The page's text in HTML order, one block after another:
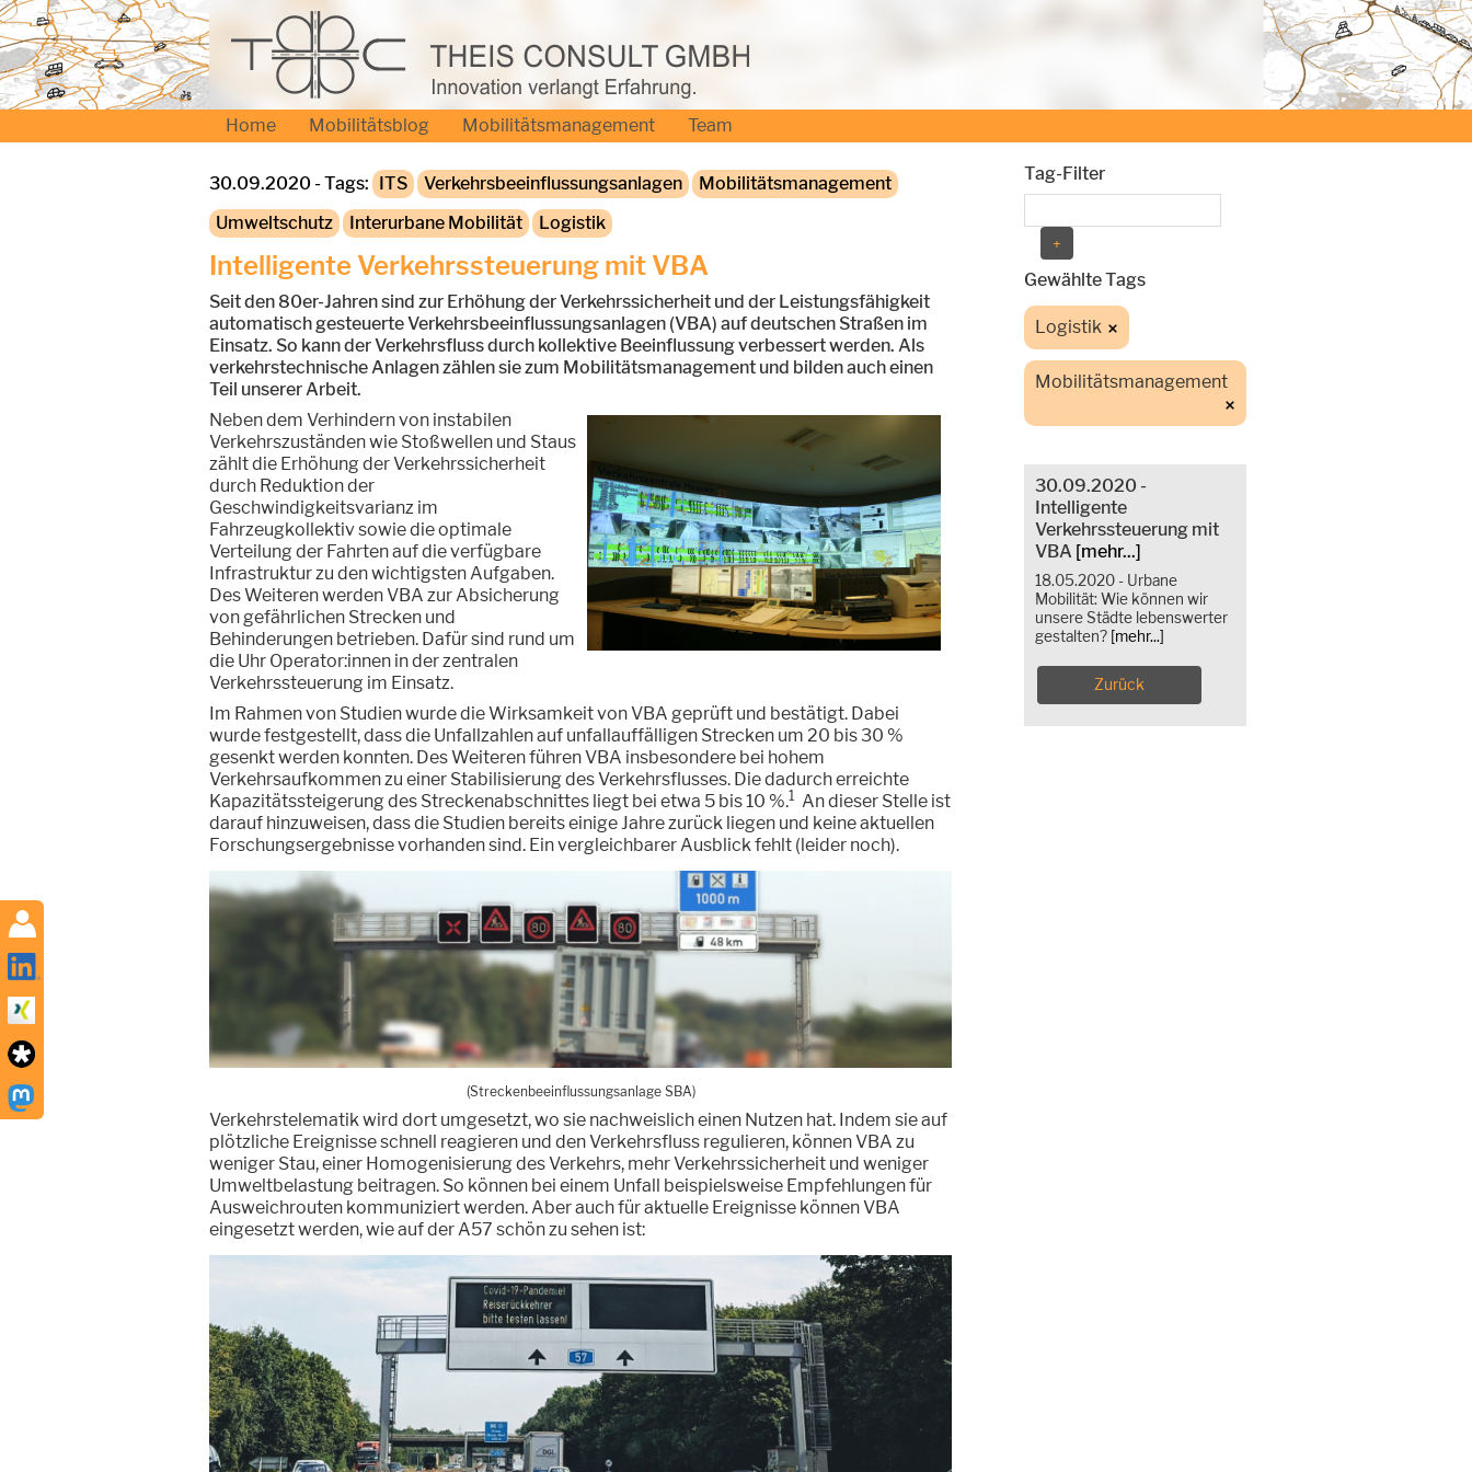
Home Mobilitätsblog Mobilitätsmanagement Team
30.09.2020 - Tags: ITS Verkehrsbeeinflussungsanlagen
Mobilitätsmanagement
Umweltschutz
Interurbane Mobilität Logistik
Intelligente Verkehrssteuerung mit VBA
Seit den 80er-Jahren sind zur Erhöhung der Verkehrssicherheit und der Leistungsfähigkeit
automatisch gesteuerte Verkehrsbeeinflussungsanlagen (VBA) auf deutschen Straßen im
Einsatz. So kann der Verkehrsfluss durch kollektive Beeinflussung verbessert werden. Als
verkehrstechnische Anlagen zählen sie zum Mobilitätsmanagement und bilden auch einen
Teil unserer Arbeit.
Neben dem Verhindern von instabilen
Verkehrszuständen wie Stoßwellen und Staus
zählt die Erhöhung der Verkehrssicherheit
durch Reduktion der
Geschwindigkeitsvarianz im
Fahrzeugkollektiv sowie die optimale
Verteilung der Fahrten auf die verfügbare
Infrastruktur zu den wichtigsten Aufgaben.
Des Weiteren werden VBA zur Absicherung
von gefährlichen Strecken und
Behinderungen betrieben. Dafür sind rund um
die Uhr Operator:innen in der zentralen
Verkehrssteuerung im Einsatz.
Im Rahmen von Studien wurde die Wirksamkeit von VBA geprüft und bestätigt. Dabei
wurde festgestellt, dass die Unfallzahlen auf unfallauffälligen Strecken um 20 bis 30 %
gesenkt werden konnten. Des Weiteren führen VBA insbesondere bei hohem
Verkehrsaufkommen zu einer Stabilisierung des Verkehrsflusses. Die dadurch erreichte
Kapazitätssteigerung des Streckenabschnittes liegt bei etwa 5 bis 10 %.1 An dieser Stelle ist
darauf hinzuweisen, dass die Studien bereits einige Jahre zurück liegen und keine aktuellen
Forschungsergebnisse vorhanden sind. Ein vergleichbarer Ausblick fehlt (leider noch).
(Streckenbeeinflussungsanlage SBA)
Verkehrstelematik wird dort umgesetzt, wo sie nachweislich einen Nutzen hat. Indem sie auf
plötzliche Ereignisse schnell reagieren und den Verkehrsfluss regulieren, können VBA zu
weniger Stau, einer Homogenisierung des Verkehrs, mehr Verkehrssicherheit und weniger
Umweltbelastung beitragen. So können bei einem Unfall beispielsweise Empfehlungen für
Ausweichrouten kommuniziert werden. Aber auch für aktuelle Ereignisse können VBA
eingesetzt werden, wie auf der A57 schön zu sehen ist:
Tag-Filter
Gewählte Tags
Logistik
Mobilitätsmanagement
30.09.2020 -
Intelligente
Verkehrssteuerung mit
VBA [mehr...]
18.05.2020 - Urbane
Mobilität: Wie können wir
unsere Städte lebenswerter
gestalten? [mehr...]
Zurück